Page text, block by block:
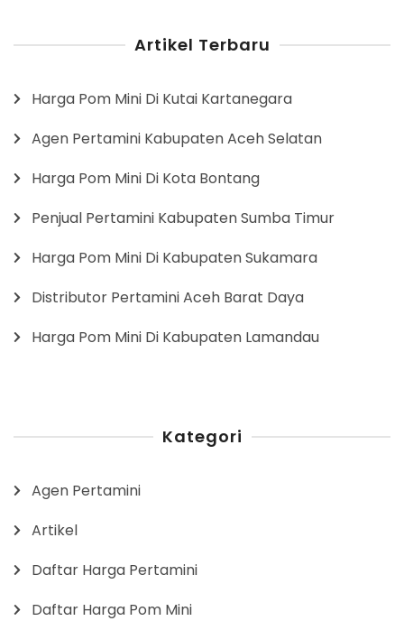
Artikel Terbaru
Harga Pom Mini Di Kutai Kartanegara
Agen Pertamini Kabupaten Aceh Selatan
Harga Pom Mini Di Kota Bontang
Penjual Pertamini Kabupaten Sumba Timur
Harga Pom Mini Di Kabupaten Sukamara
Distributor Pertamini Aceh Barat Daya
Harga Pom Mini Di Kabupaten Lamandau
Kategori
Agen Pertamini
Artikel
Daftar Harga Pertamini
Daftar Harga Pom Mini